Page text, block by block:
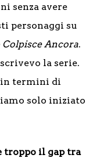
senza avere
personaggi su
Colpisce Ancora.
la serie.
in termini di
solo iniziato
troppo il gap tra